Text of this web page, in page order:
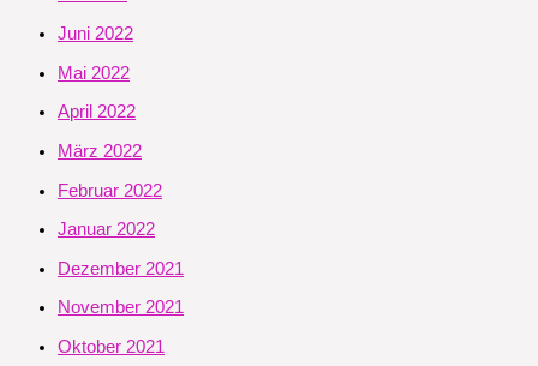
Juni 2022
Mai 2022
April 2022
März 2022
Februar 2022
Januar 2022
Dezember 2021
November 2021
Oktober 2021